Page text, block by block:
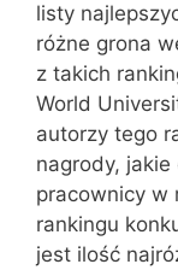
listy
różne grona
z takich
World
autorzy tego
nagrody,
pracownicy w
rankingu
jest ilość